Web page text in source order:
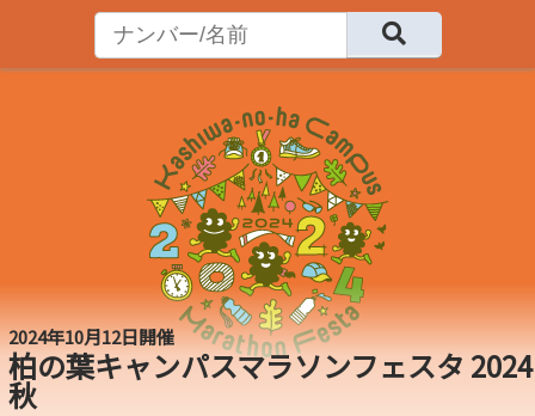
2024年10月12日開催
柏の葉キャンパスマラソンフェスタ 2024
秋